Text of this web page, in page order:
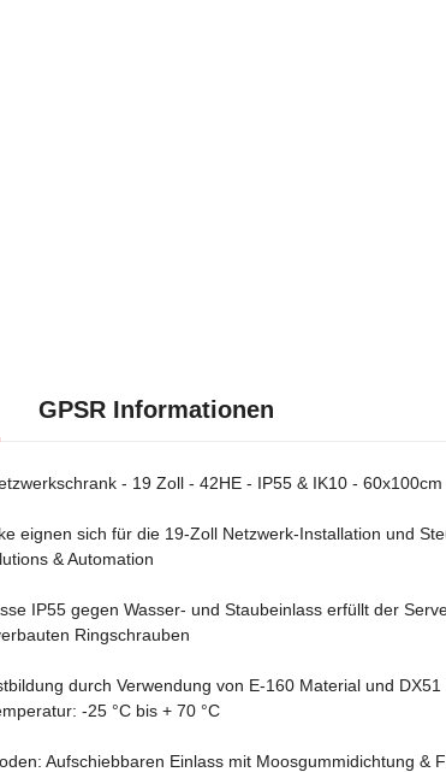
GPSR Informationen
- 19 Zoll - 42HE - IP55 & IK10 -
eignen sich für die 19-Zoll Netzwerk-Installation und
& Automation
IP55 gegen Wasser- und Staubeinlass erfüllt der
Ringschrauben
durch Verwendung von E-160 Material und
-25 °C bis + 70 °C
Aufschiebbaren Einlass mit Moosgummidichtung